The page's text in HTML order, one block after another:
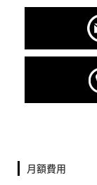
月額費用